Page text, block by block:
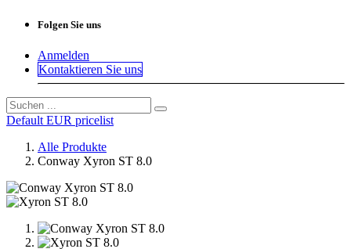
Folgen Sie uns
Anmelden
Kontaktieren Sie uns
Default EUR pricelist
Alle Produkte
Conway Xyron ST 8.0